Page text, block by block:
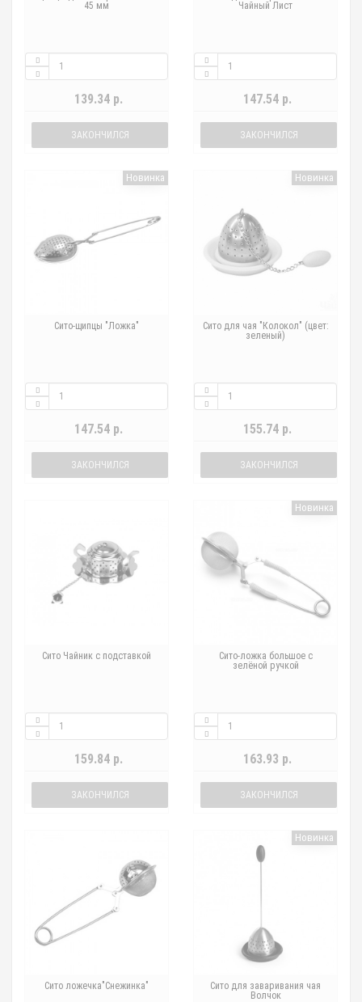
45 мм
139.34 р.
ЗАКОНЧИЛСЯ
Чайный Лист
147.54 р.
ЗАКОНЧИЛСЯ
Новинка
Сито-щипцы "Ложка"
147.54 р.
ЗАКОНЧИЛСЯ
Новинка
Сито для чая "Колокол" (цвет:
зеленый)
155.74 р.
ЗАКОНЧИЛСЯ
Сито Чайник с подставкой
159.84 р.
ЗАКОНЧИЛСЯ
Новинка
Сито-ложка большое с
зелёной ручкой
163.93 р.
ЗАКОНЧИЛСЯ
Сито ложечка"Снежинка"
Новинка
Сито для заваривания чая
Волчок